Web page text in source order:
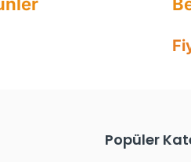
Popüler